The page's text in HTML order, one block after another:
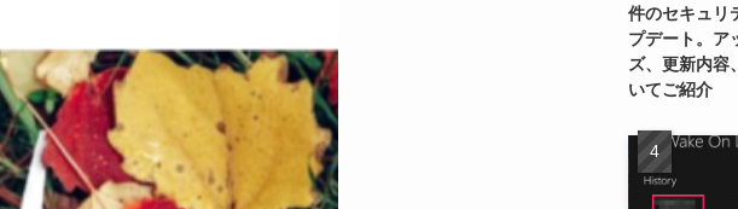
件のセキュリ
プデート。ア
ズ、更新内容
いてご紹介